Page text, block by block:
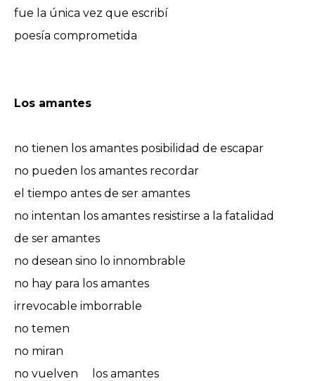
fue la única vez que escribí
poesía comprometida
Los amantes
no tienen los amantes posibilidad de escapar
no pueden los amantes recordar
el tiempo antes de ser amantes
no intentan los amantes resistirse a la fatalidad
de ser amantes
no desean sino lo innombrable
no hay para los amantes
irrevocable imborrable
no temen
no miran
no vuelven los amantes